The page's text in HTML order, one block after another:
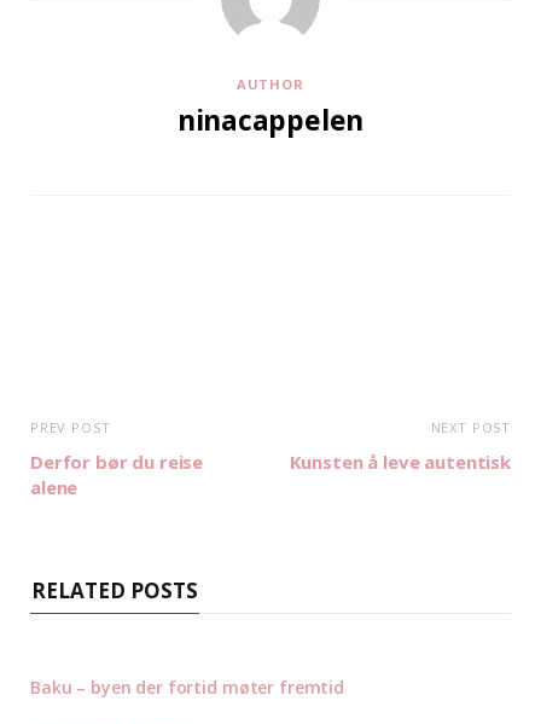
AUTHOR
ninacappelen
PREV POST
Derfor bør du reise
alene
NEXT POST
Kunsten å leve autentisk
RELATED POSTS
Baku – byen der fortid møter fremtid